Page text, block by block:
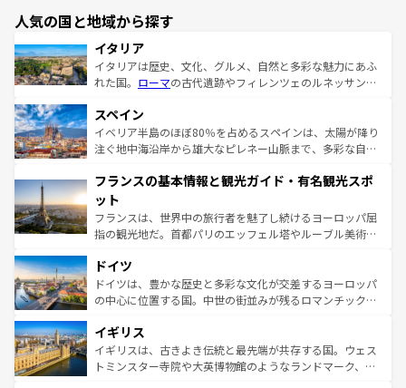
人気の国と地域から探す
イタリア
イタリアは歴史、文化、グルメ、自然と多彩な魅力にあふ
れた国。 ローマの古代遺跡やフィレンツェのルネッサンス
ろん、トスカーナの美しい田園風景やアマルフィ海岸の絶
景など、自然景観も見逃せない。観光の合間には、本場の
ピザやパスタなど、絶品のイタリア料理を堪能することも
ませてくれるイタリアで、忘れられない旅をしてみよう！
なお、新着のイタリア情報は
しい。
スペイン
イベリア半島のほぼ80％を占めるスペインは、太陽が降り
注ぐ地中海沿岸から雄大なピレネー山脈まで、多彩な自然
文化が根付くこの国では、情熱的なフラメンコ、熱気あふ
れる闘牛、そして美味しいタパスが生活の一部となってい
る。首都マドリードの洗練された雰囲気や、バルセロナの
アートに溢れた街角から、地方では古代ローマ遺跡や中世
せる。地方によって風土や気候が異なるスペインはその個
性で訪れる人を魅了する。 なお、新着のスペイン情報は コ
ンテンツ一覧を参照してほしい。
フランスの基本情報と観光ガイド・有名観光スポ
ット
フランスは、世界中の旅行者を魅了し続けるヨーロッパ屈
指の観光地だ。首都パリのエッフェル塔やルーブル美術館
で、幅広い魅力が詰まっている。華麗な宮殿、歴史的な大
聖堂、美しいビーチ、そして豊かな自然が、訪れる者を心
から魅了する。また、フランスは美食の国としても知ら
いる。シャンパンの発祥地であるランス、プロヴァンスの
香り高いラベンダー畑など、多彩な楽しみ方が可能だ。さ
らに、パリ以外の地域にも魅力が溢れており、どの街角に
ドイツ
ドイツは、豊かな歴史と多彩な文化が交差するヨーロッパ
の中心に位置する国。中世の街並みが残るロマンチック街
顔を持つこの国は、どこを歩いても飽きることがない。ベ
ルリンの文化的活気、バイエルン州のアルプスの絶景、そ
してライン川沿いのワイン畑といった風景は必見。ビール
イギリス
イギリスは、古きよき伝統と最先端が共存する国。ウェス
トミンスター寺院や大英博物館のようなランドマーク、歴